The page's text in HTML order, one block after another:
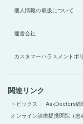
個人情報の取扱について
運営会社
カスタマーハラスメントポ
関連リンク
トピックス
AskDoctors総
オンライン診療提携医院（患